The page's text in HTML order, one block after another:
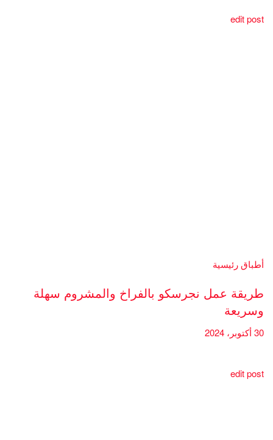
edit post
أطباق رئيسية
طريقة عمل نجرسكو بالفراخ والمشروم سهلة
وسريعة
30 أكتوبر، 2024
edit post